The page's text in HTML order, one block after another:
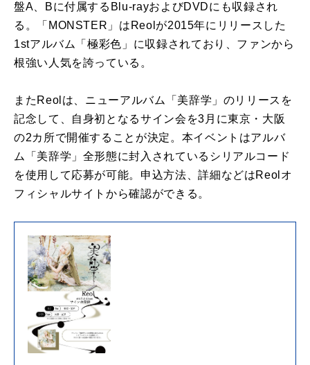
盤A、Bに付属するBlu-rayおよびDVDにも収録され
る。「MONSTER」はReolが2015年にリリースした
1stアルバム「極彩色」に収録されており、ファンから
根強い人気を誇っている。
またReolは、ニューアルバム「美辞学」のリリースを
記念して、自身初となるサイン会を3月に東京・大阪
の2カ所で開催することが決定。本イベントはアルバ
ム「美辞学」全形態に封入されているシリアルコード
を使用して応募が可能。申込方法、詳細などはReolオ
フィシャルサイトから確認ができる。